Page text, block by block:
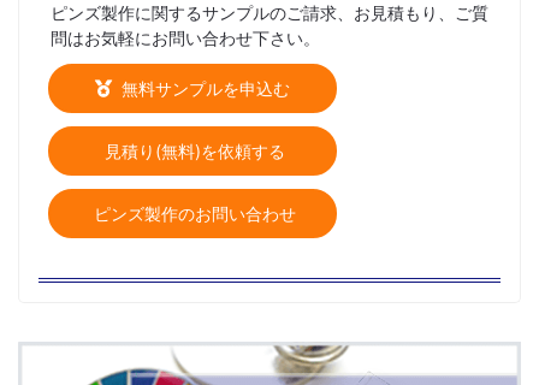
ピンズ製作に関するサンプルのご請求、お見積もり、ご質
問はお気軽にお問い合わせ下さい。
無料サンプルを申込む
見積り(無料)を依頼する
ピンズ製作のお問い合わせ